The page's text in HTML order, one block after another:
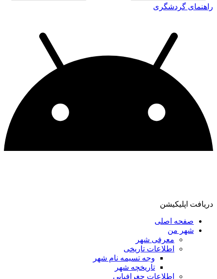
راهنمای گردشگری
دریافت اپلیکیشن
صفحه اصلی
شهر من
معرفی شهر
اطلاعات تاریخی
وجه تسیمه نام شهر
تاریخچه شهر
اطلاعات جغرافیایی